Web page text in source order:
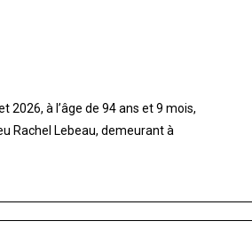
2026, à l’âge de 94 ans et 9 mois,
Rachel Lebeau, demeurant à